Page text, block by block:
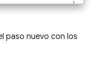
paso nuevo con los